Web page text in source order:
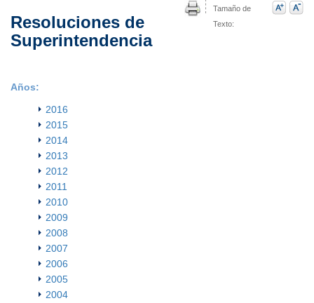
Tamaño de
Texto:
Resoluciones de
Superintendencia
Años:
2016
2015
2014
2013
2012
2011
2010
2009
2008
2007
2006
2005
2004